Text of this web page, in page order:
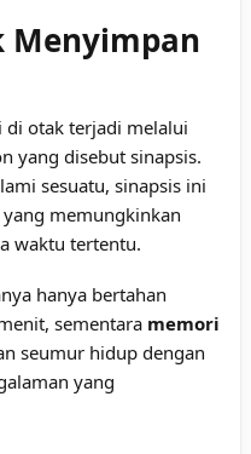
Menyimpan
otak terjadi melalui
yang disebut sinapsis.
sesuatu, sinapsis ini
memungkinkan
waktu tertentu.
hanya bertahan
sementara memori
seumur hidup dengan
yang